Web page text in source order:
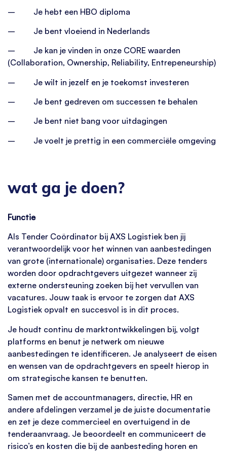
– Je hebt een HBO diploma
– Je bent vloeiend in Nederlands
– Je kan je vinden in onze CORE waarden
(Collaboration, Ownership, Reliability, Entrepeneurship)
– Je wilt in jezelf en je toekomst investeren
– Je bent gedreven om successen te behalen
– Je bent niet bang voor uitdagingen
– Je voelt je prettig in een commerciële omgeving
wat ga je doen?
Functie
Als Tender Coördinator bij AXS Logistiek ben jij
verantwoordelijk voor het winnen van aanbestedingen
van grote (internationale) organisaties. Deze tenders
worden door opdrachtgevers uitgezet wanneer zij
externe ondersteuning zoeken bij het vervullen van
vacatures. Jouw taak is ervoor te zorgen dat AXS
Logistiek opvalt en succesvol is in dit proces.
Je houdt continu de marktontwikkelingen bij, volgt
platforms en benut je netwerk om nieuwe
aanbestedingen te identificeren. Je analyseert de eisen
en wensen van de opdrachtgevers en speelt hierop in
om strategische kansen te benutten.
Samen met de accountmanagers, directie, HR en
andere afdelingen verzamel je de juiste documentatie
en zet je deze commercieel en overtuigend in de
tenderaanvraag. Je beoordeelt en communiceert de
risico’s en kosten die bij de aanbesteding horen en